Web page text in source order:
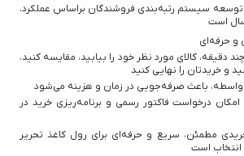
سیستم رتبه‌بندی فروشندگان براساس عملکرد،
است
و حرفه‌ای
دقیقه، کالای مورد نظر خود را بیابید، مقایسه کنید،
و خریدتان را نهایی کنید
واسطه، باعث صرفه‌جویی در زمان و هزینه می‌شود
امکان درخواست فاکتور رسمی و برنامه‌ریزی خرید در
مطمئن، سریع و حرفه‌ای برای رول کاغذ تحریر
انتخاب است